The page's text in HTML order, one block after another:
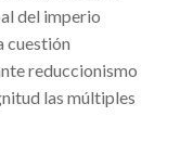
del imperio
cuestión
reduccionismo
las múltiples